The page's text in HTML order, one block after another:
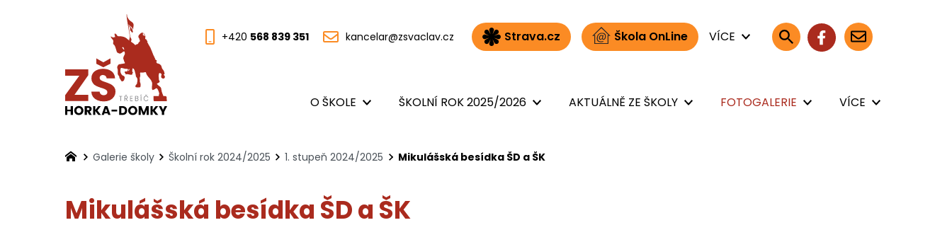
+420 568 839 351 kancelar@zsvaclav.cz Strava.cz Škola OnLine VÍCE
O ŠKOLE ŠKOLNÍ ROK 2025/2026 AKTUÁLNĚ ZE ŠKOLY FOTOGALERIE VÍCE
Galerie školy Školní rok 2024/2025 1. stupeň 2024/2025 Mikulášská besídka ŠD a ŠK
Mikulášská besídka ŠD a ŠK